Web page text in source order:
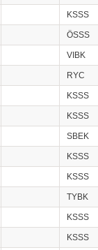
KSSS
ÖSSS
VIBK
RYC
KSSS
KSSS
SBEK
KSSS
KSSS
TYBK
KSSS
KSSS